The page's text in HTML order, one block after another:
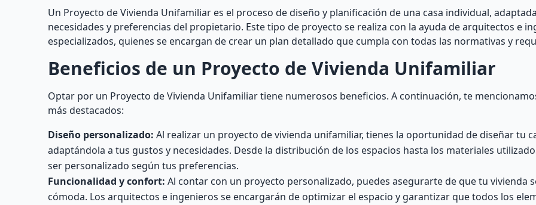
Un Proyecto de Vivienda Unifamiliar es el proceso de diseño y planificación de una casa individual,
necesidades y preferencias del propietario. Este tipo de proyecto se realiza con la ayuda de arquitectos e
especializados, quienes se encargan de crear un plan detallado que cumpla con todas las normativas y
Beneficios de un Proyecto de Vivienda Unifamiliar
Optar por un Proyecto de Vivienda Unifamiliar tiene numerosos beneficios. A continuación, te
más destacados:
Diseño personalizado: Al realizar un proyecto de vivienda unifamiliar, tienes la oportunidad de diseñar tu
adaptándola a tus gustos y necesidades. Desde la distribución de los espacios hasta los materiales
ser personalizado según tus preferencias.
Funcionalidad y confort: Al contar con un proyecto personalizado, puedes asegurarte de que tu vivienda
cómoda. Los arquitectos e ingenieros se encargarán de optimizar el espacio y garantizar que todos los